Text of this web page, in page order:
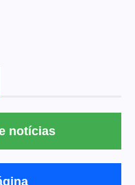
notícias